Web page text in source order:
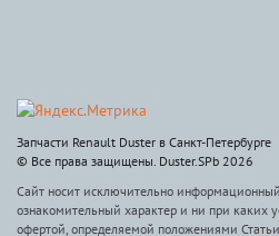
Запчасти Renault Duster в Санкт-Петербурге
© Все права защищены. Duster.SPb 2026
Сайт носит исключительно
ознакомительный характер и ни при каких
офертой, определяемой положениями